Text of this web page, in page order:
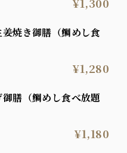
¥1,280
¥1,180